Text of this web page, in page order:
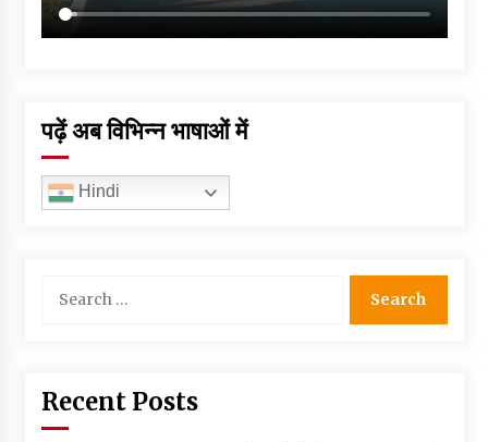
पढ़ें अब विभिन्न भाषाओं में
Hindi
for:
Recent Posts